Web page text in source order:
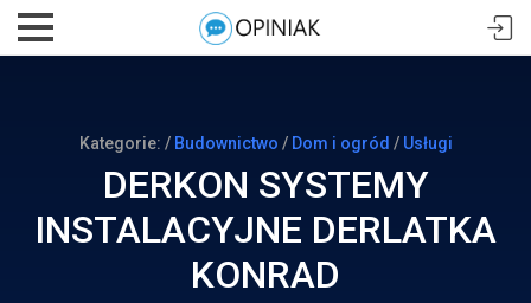
Kategorie: / Budownictwo / Dom i ogród / Usługi
DERKON SYSTEMY
INSTALACYJNE DERLATKA
KONRAD